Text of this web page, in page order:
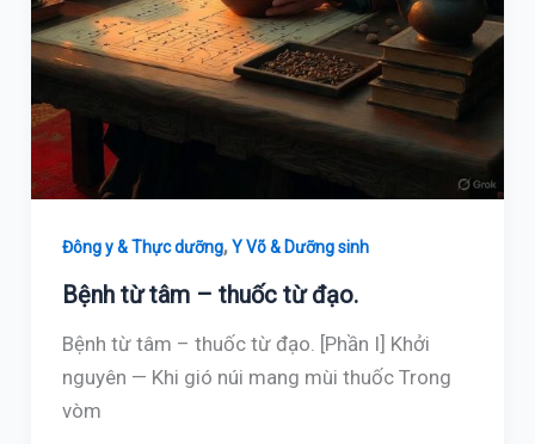
Đông y & Thực dưỡng,Y Võ & Dưỡng sinh
Bệnh từ tâm – thuốc từ đạo.
Bệnh từ tâm – thuốc từ đạo. [Phần I] Khởi
nguyên — Khi gió núi mang mùi thuốc Trong
vòm